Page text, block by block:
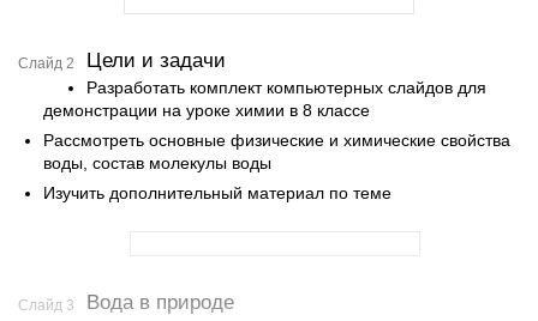
Слайд 2 Цели и задачи
Разработать комплект компьютерных слайдов для
демонстрации на уроке химии в 8 классе
Рассмотреть основные физические и химические свойства
воды, состав молекулы воды
Изучить дополнительный материал по теме
Слайд 3 Вода в природе